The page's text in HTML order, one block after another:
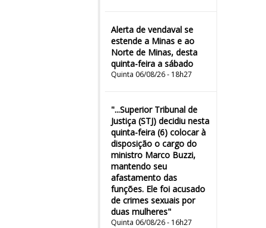
Alerta de vendaval se
estende a Minas e ao
Norte de Minas, desta
quinta-feira a sábado
Quinta 06/08/26 - 18h27
"...Superior Tribunal de
Justiça (STJ) decidiu nesta
quinta-feira (6) colocar à
disposição o cargo do
ministro Marco Buzzi,
mantendo seu
afastamento das
funções. Ele foi acusado
de crimes sexuais por
duas mulheres"
Quinta 06/08/26 - 16h27